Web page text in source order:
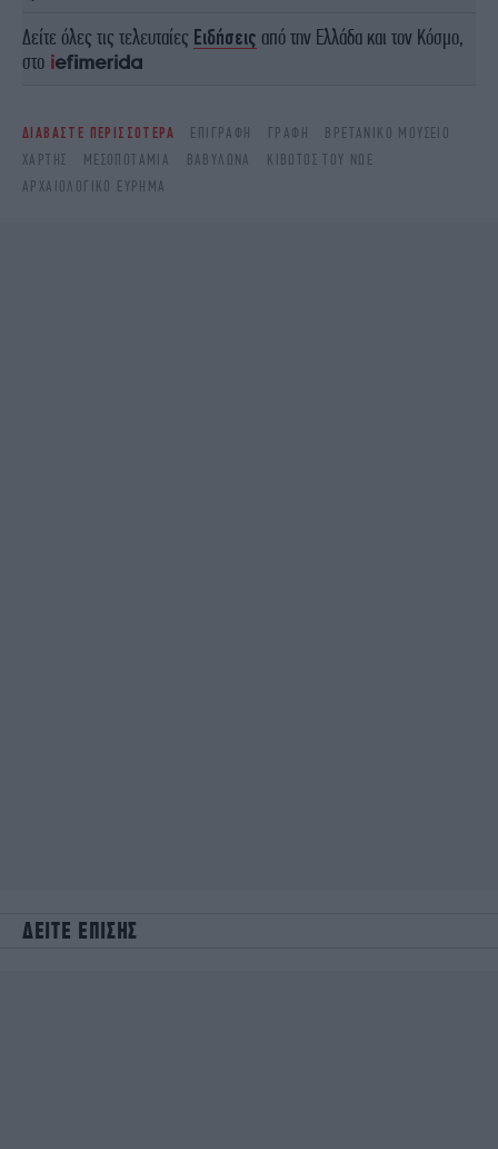
Δείτε όλες τις τελευταίες Ειδήσεις από την Ελλάδα και τον Κόσμο,
στο
ΔΙΑΒΑΣΤΕ ΠΕΡΙΣΣΟΤΕΡΑ ΕΠΙΓΡΑΦΉ ΓΡΑΦΉ
ΒΡΕΤΑΝΙΚΌ ΜΟΥΣΕΊΟ
ΧΆΡΤΗΣ
ΜΕΣΟΠΟΤΑΜΊΑ ΒΑΒΥΛΏΝΑ
ΚΙΒΩΤΌΣ ΤΟΥ ΝΏΕ
ΑΡΧΑΙΟΛΟΓΙΚΌ ΕΎΡΗΜΑ
ΔΕΙΤΕ ΕΠΙΣΗΣ